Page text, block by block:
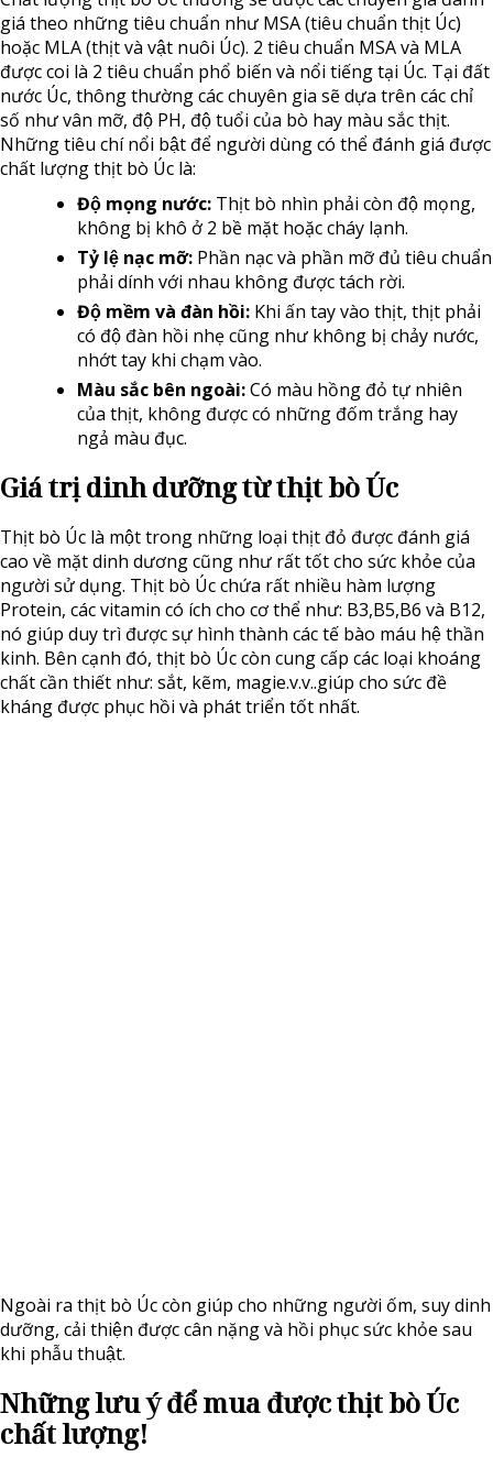
giá theo những tiêu chuẩn như MSA (tiêu chuẩn thịt Úc)
hoặc MLA (thịt và vật nuôi Úc). 2 tiêu chuẩn MSA và MLA
được coi là 2 tiêu chuẩn phổ biến và nổi tiếng tại Úc. Tại đất
nước Úc, thông thường các chuyên gia sẽ dựa trên các chỉ
số như vân mỡ, độ PH, độ tuổi của bò hay màu sắc thịt.
Những tiêu chí nổi bật để người dùng có thể đánh giá được
chất lượng thịt bò Úc là:
Độ mọng nước: Thịt bò nhìn phải còn độ mọng,
không bị khô ở 2 bề mặt hoặc cháy lạnh.
Tỷ lệ nạc mỡ: Phần nạc và phần mỡ đủ tiêu chuẩn
phải dính với nhau không được tách rời.
Độ mềm và đàn hồi: Khi ấn tay vào thịt, thịt phải
có độ đàn hồi nhẹ cũng như không bị chảy nước,
nhớt tay khi chạm vào.
Màu sắc bên ngoài:Có màu hồng đỏ tự nhiên
của thịt, không được có những đốm trắng hay
ngả màu đục.
Giá trị dinh dưỡng từ thịt bò Úc
Thịt bò Úc là một trong những loại thịt đỏ được đánh giá
cao về mặt dinh dương cũng như rất tốt cho sức khỏe của
người sử dụng. Thịt bò Úc chứa rất nhiều hàm lượng
Protein, các vitamin có ích cho cơ thể như: B3,B5,B6 và B12,
nó giúp duy trì được sự hình thành các tế bào máu hệ thần
kinh. Bên cạnh đó, thịt bò Úc còn cung cấp các loại khoáng
chất cần thiết như: sắt, kẽm, magie.v.v..giúp cho sức đề
kháng được phục hồi và phát triển tốt nhất.
Ngoài ra thịt bò Úc còn giúp cho những người ốm, suy dinh
dưỡng, cải thiện được cân nặng và hồi phục sức khỏe sau
khi phẫu thuật.
Những lưu ý để mua được thịt bò Úc
chất lượng!